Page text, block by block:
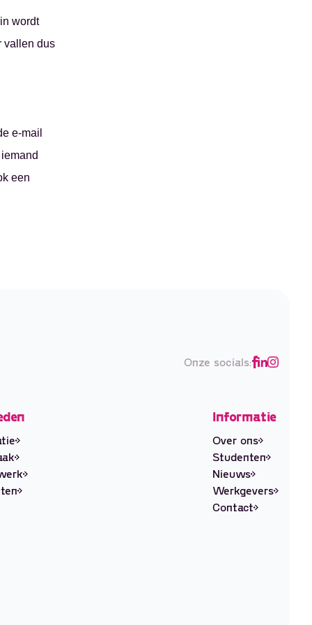
wordt
vallen dus
e-mail
een
Onze socials:
Informatie
Over ons
Studenten
Nieuws
Werkgevers
Contact